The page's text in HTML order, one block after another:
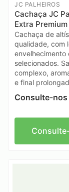
JC PALHEIROS
Cachaça JC
Extra Premium
Cachaça de
qualidade, com
envelhecimento
selecionados.
complexo,
e final
Consulte-nos